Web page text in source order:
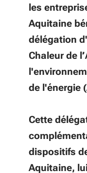
les
Aquitaine
délégation
Chaleur de
de l'énergie
Cette
dispositifs
Aquitaine,